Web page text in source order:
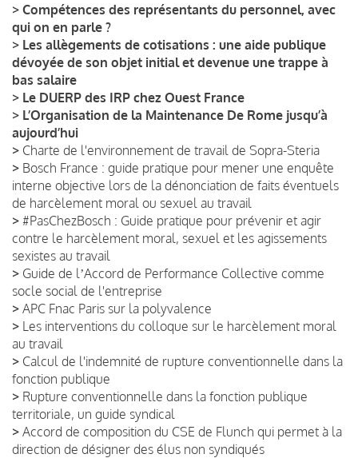
> Compétences des représentants du personnel, avec
qui on en parle ?
> Les allègements de cotisations : une aide publique
dévoyée de son objet initial et devenue une trappe à
bas salaire
> Le DUERP des IRP chez Ouest France
> L’Organisation de la Maintenance De Rome jusqu’à
aujourd’hui
> Charte de l'environnement de travail de Sopra-Steria
> Bosch France : guide pratique pour mener une enquête
interne objective lors de la dénonciation de faits éventuels
de harcèlement moral ou sexuel au travail
> #PasChezBosch : Guide pratique pour prévenir et agir
contre le harcèlement moral, sexuel et les agissements
sexistes au travail
> Guide de lʼAccord de Performance Collective comme
socle social de l'entreprise
> APC Fnac Paris sur la polyvalence
> Les interventions du colloque sur le harcèlement moral
au travail
> Calcul de l'indemnité de rupture conventionnelle dans la
fonction publique
> Rupture conventionnelle dans la fonction publique
territoriale, un guide syndical
> Accord de composition du CSE de Flunch qui permet à la
direction de désigner des élus non syndiqués